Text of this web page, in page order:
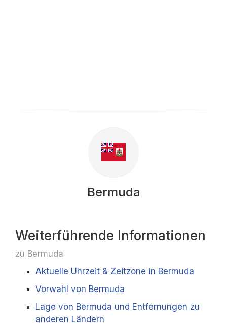
Bermuda
Weiterführende Informationen
zu Bermuda
Aktuelle Uhrzeit & Zeitzone in Bermuda
Vorwahl von Bermuda
Lage von Bermuda und Entfernungen zu
anderen Ländern